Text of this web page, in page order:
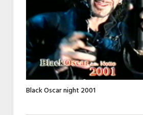
Black Oscar night 2001